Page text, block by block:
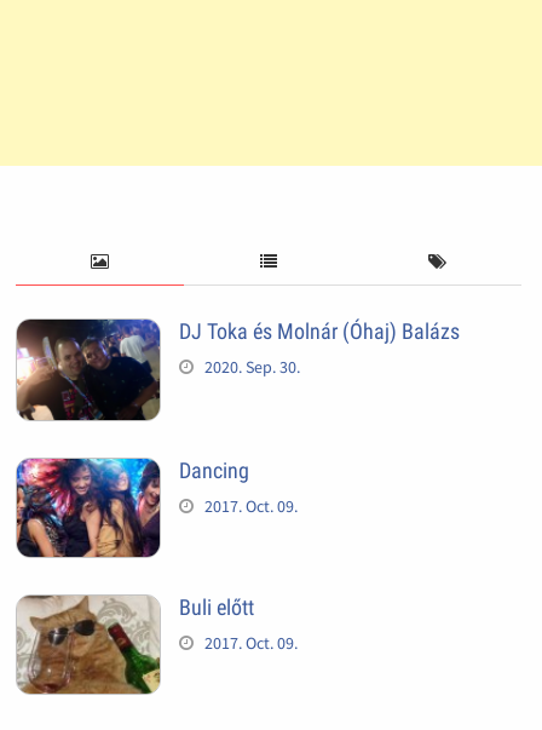
DJ Toka és Molnár (Óhaj) Balázs
2020. Sep. 30.
Dancing
2017. Oct. 09.
Buli előtt
2017. Oct. 09.